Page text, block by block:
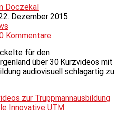
Doczekal
Dezember 2015
0 Kommentare
für den
über 30 Kurzvideos mit
audiovisuell schlagartig zu
zur Truppmannausbildung